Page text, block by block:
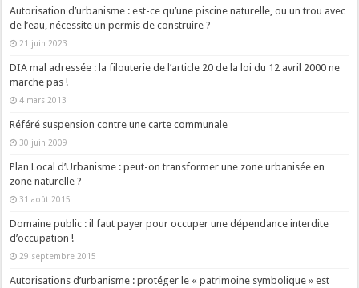
Autorisation d’urbanisme : est-ce qu’une piscine naturelle, ou un trou avec
de l’eau, nécessite un permis de construire ?
21 juin 2023
DIA mal adressée : la filouterie de l’article 20 de la loi du 12 avril 2000 ne
marche pas !
4 mars 2013
Référé suspension contre une carte communale
30 juin 2009
Plan Local d’Urbanisme : peut-on transformer une zone urbanisée en
zone naturelle ?
31 août 2015
Domaine public : il faut payer pour occuper une dépendance interdite
d’occupation !
29 septembre 2015
Autorisations d’urbanisme : protéger le « patrimoine symbolique » est